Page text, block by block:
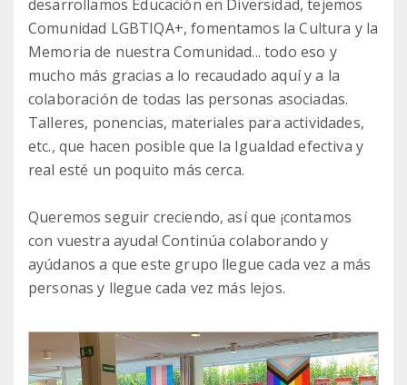
desarrollamos Educación en Diversidad, tejemos
Comunidad LGBTIQA+, fomentamos la Cultura y la
Memoria de nuestra Comunidad... todo eso y
mucho más gracias a lo recaudado aquí y a la
colaboración de todas las personas asociadas.
Talleres, ponencias, materiales para actividades,
etc., que hacen posible que la Igualdad efectiva y
real esté un poquito más cerca.
Queremos seguir creciendo, así que ¡contamos
con vuestra ayuda! Continúa colaborando y
ayúdanos a que este grupo llegue cada vez a más